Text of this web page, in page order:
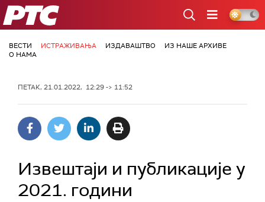
РТС
ВЕСТИ ИСТРАЖИВАЊА ИЗДАВАШТВО
ИЗ НАШЕ АРХИВЕ
О НАМА
ПЕТАК, 21.01.2022, 12:29 -> 11:52
Извештаји и публикације у
2021. години